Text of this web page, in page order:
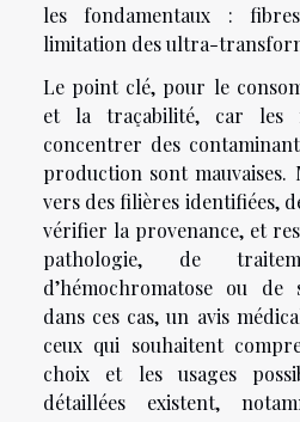
les fondamentaux :
limitation des ultra-
Le point clé, pour le
et la traçabilité, car les
concentrer des
production sont mauvaises.
vers des filières identifiées,
vérifier la provenance, et
pathologie, de
d’hémochromatose ou de
dans ces cas, un avis
ceux qui souhaitent
choix et les usages
détaillées existent,